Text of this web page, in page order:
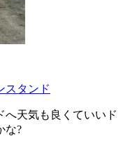
スタンド
へ天気も良くていいド
な?